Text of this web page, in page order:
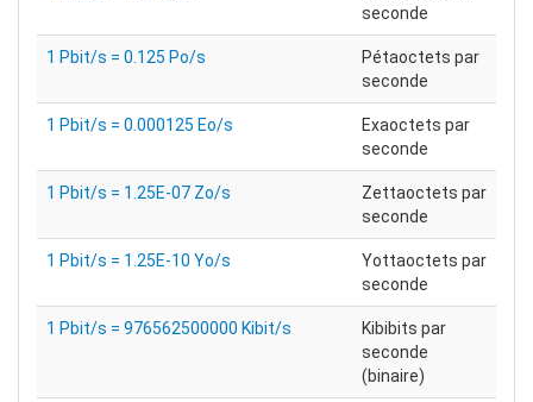
seconde
1 Pbit/s = 0.125 Po/s
Pétaoctets par
seconde
1 Pbit/s = 0.000125 Eo/s
Exaoctets par
seconde
1 Pbit/s = 1.25E-07 Zo/s
Zettaoctets par
seconde
1 Pbit/s = 1.25E-10 Yo/s
Yottaoctets par
seconde
1 Pbit/s = 976562500000 Kibit/s
Kibibits par
seconde
(binaire)